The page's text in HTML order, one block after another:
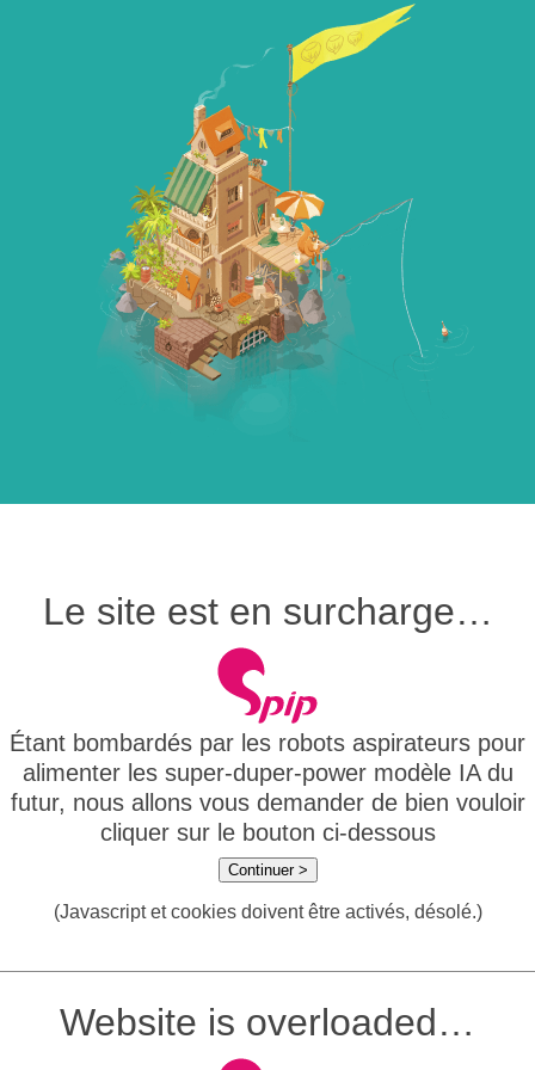
Le site est en surcharge…
Étant bombardés par les robots aspirateurs pour
alimenter les super-duper-power modèle IA du
futur, nous allons vous demander de bien vouloir
cliquer sur le bouton ci-dessous
Continuer >
(Javascript et cookies doivent être activés, désolé.)
Website is overloaded…